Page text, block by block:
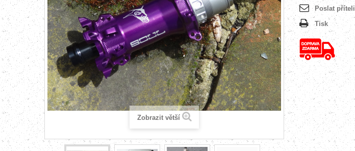
Zobrazit větší
Poslat příteli
Tisk